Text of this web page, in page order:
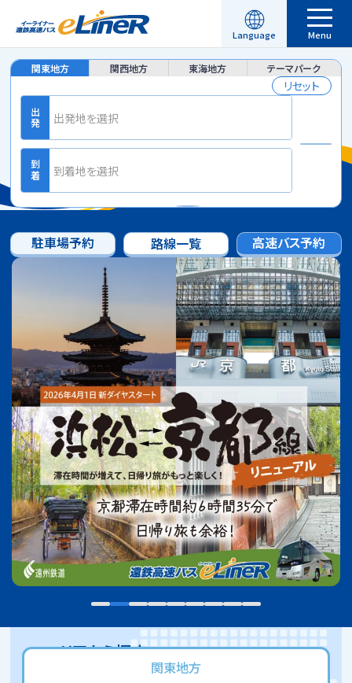
Language
English 繁體中文
简体中文 한국어
Menu
駐車場予約 空席照会・ご予約
運行情報
ご利用方法
新着情報
路線一覧
昼行便
横浜線
横浜線のページへ
時刻表 運賃
のりば
ご利用方法
昼行便
渋谷・新宿線のページへ
関東地方 関西地方 東海地方 テーマパーク
リセット
出発 出発地を選択
到着 到着地を選択
駐車場予約 路線一覧 高速バス予約
エリアから探す
関東地方
横浜線
時刻表 運賃
のりば ご利用方法
昼行便
渋谷・新宿線
渋谷・新宿線のページへ
時刻表 運賃
のりば ご利用方法
昼行便
大阪線
大阪線のページへ
時刻表 運賃
昼行便